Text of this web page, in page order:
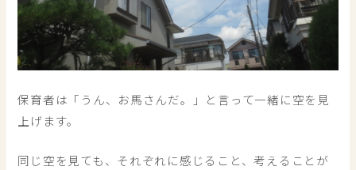
保育者は「うん、お馬さんだ。」と言って一緒に空を見
上げます。
同じ空を見ても、それぞれに感じること、考えることが